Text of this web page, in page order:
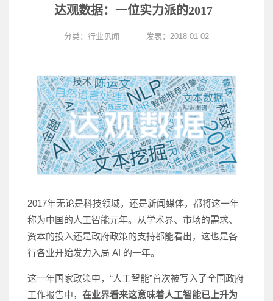
达观数据：一位实力派的2017
分类： 行业见闻 发表：2018-01-02
2017年无论是科技领域，还是新闻媒体，都将这一年
称为中国的人工智能元年。从学术界、市场的需求、
资本的投入还是政府政策的支持都能看出，这也是各
行各业开始发力入局 AI 的一年。
这一年国家政策中，“人工智能”首次被写入了全国政府
工作报告中， 在业界看来这意味着人工智能已上升为